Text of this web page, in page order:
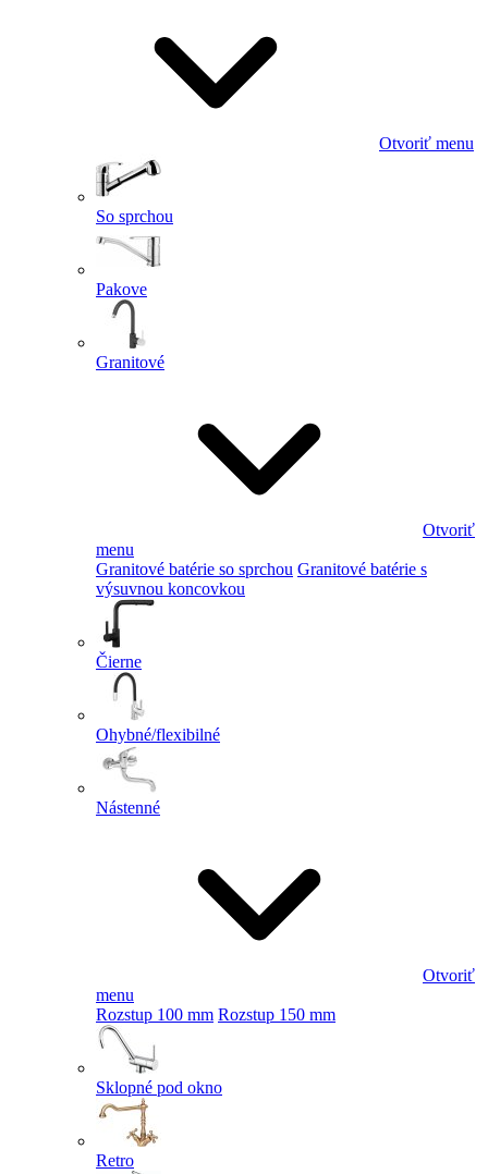
Otvoriť menu
So sprchou
Pakove
Granitové
Otvoriť
menu
Granitové batérie so sprchou Granitové batérie s
výsuvnou koncovkou
Čierne
Ohybné/flexibilné
Nástenné
Otvoriť
menu
Rozstup 100 mm Rozstup 150 mm
Sklopné pod okno
Retro